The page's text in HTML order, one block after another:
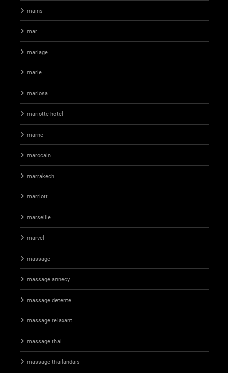
mains
mar
mariage
marie
mariosa
mariotte hotel
marne
marocain
marrakech
marriott
marseille
marvel
massage
massage annecy
massage detente
massage relaxant
massage thai
massage thailandais